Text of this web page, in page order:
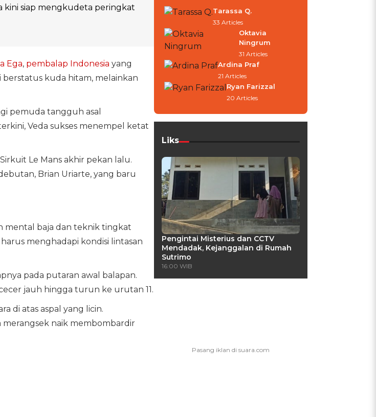
kini siap mengkudeta peringkat
Ega, pembalap Indonesia yang
berstatus kuda hitam, melainkan
pemuda tangguh asal
Veda sukses menempel ketat
Le Mans akhir pekan lalu.
Brian Uriarte, yang baru
mental baja dan teknik tingkat
menghadapi kondisi lintasan
pada putaran awal balapan.
jauh hingga turun ke urutan 11.
di atas aspal yang licin.
naik membombardir
Tarassa Q.
33 Articles
Oktavia
Ningrum
31 Articles
Ardina Praf
21 Articles
Ryan Farizzal
20 Articles
Liks
Pengintai Misterius dan CCTV
Mendadak, Kejanggalan di Rumah
Sutrimo
16:00 WIB